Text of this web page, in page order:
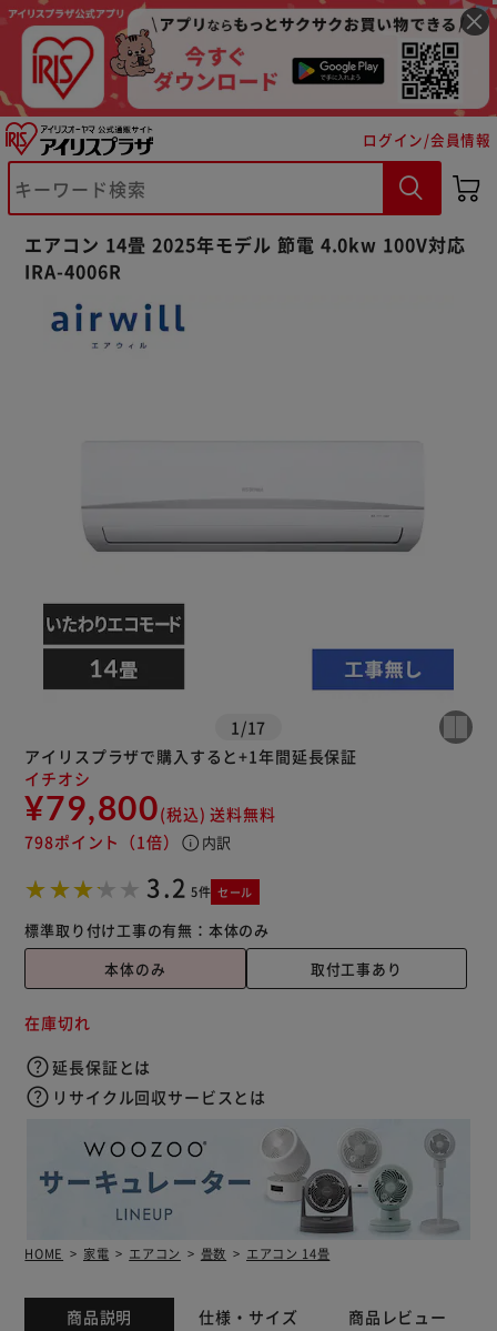
ログイン/会員情報
エアコン 14畳 2025年モデル 節電 4.0kw 100V対応
IRA-4006R
1 /17
アイリスプラザで購入すると+1年間延長保証
イチオシ
¥79,800(税込) 送料無料
798ポイント （1倍） info 内訳
3.2 5件 セール
標準取り付け工事の有無： 本体のみ
本体のみ
取付工事あり
在庫切れ
延長保証とは
リサイクル回収サービスとは
HOME 家電 エアコン 畳数 エアコン 14畳
商品説明 仕様・サイズ 商品レビュー
※ご確認ください